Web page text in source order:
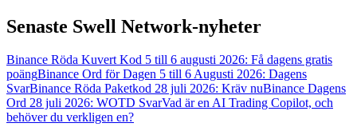
Senaste Swell Network-nyheter
Binance Röda Kuvert Kod 5 till 6 augusti 2026: Få dagens gratis
poängBinance Ord för Dagen 5 till 6 Augusti 2026: Dagens
SvarBinance Röda Paketkod 28 juli 2026: Kräv nuBinance Dagens
Ord 28 juli 2026: WOTD SvarVad är en AI Trading Copilot, och
behöver du verkligen en?